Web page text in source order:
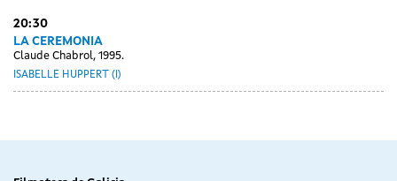
20:30
LA CEREMONIA
Claude Chabrol, 1995.
ISABELLE HUPPERT (I)